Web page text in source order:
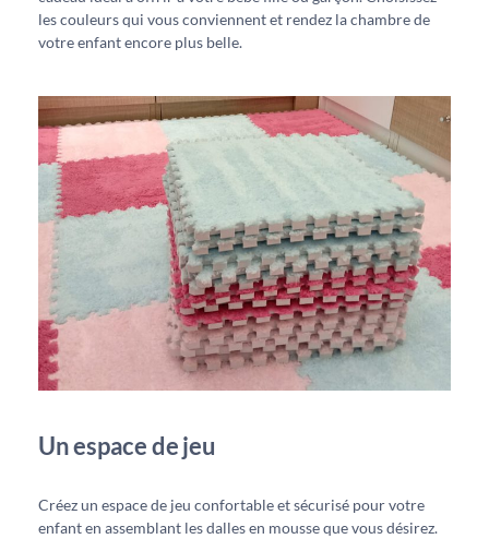
les couleurs qui vous conviennent et rendez la chambre de
votre enfant encore plus belle.
Un espace de jeu
Créez un espace de jeu confortable et sécurisé pour votre
enfant en assemblant les dalles en mousse que vous désirez.